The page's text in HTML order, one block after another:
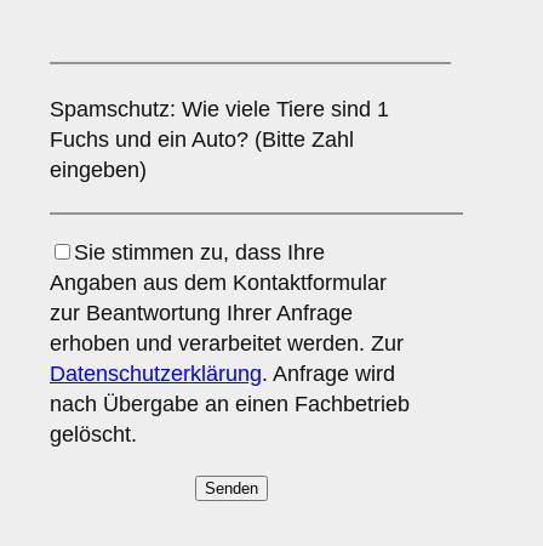
Spamschutz: Wie viele Tiere sind 1
Fuchs und ein Auto? (Bitte Zahl
eingeben)
Sie stimmen zu, dass Ihre
Angaben aus dem Kontaktformular
zur Beantwortung Ihrer Anfrage
erhoben und verarbeitet werden. Zur
Datenschutzerklärung. Anfrage wird
nach Übergabe an einen Fachbetrieb
gelöscht.